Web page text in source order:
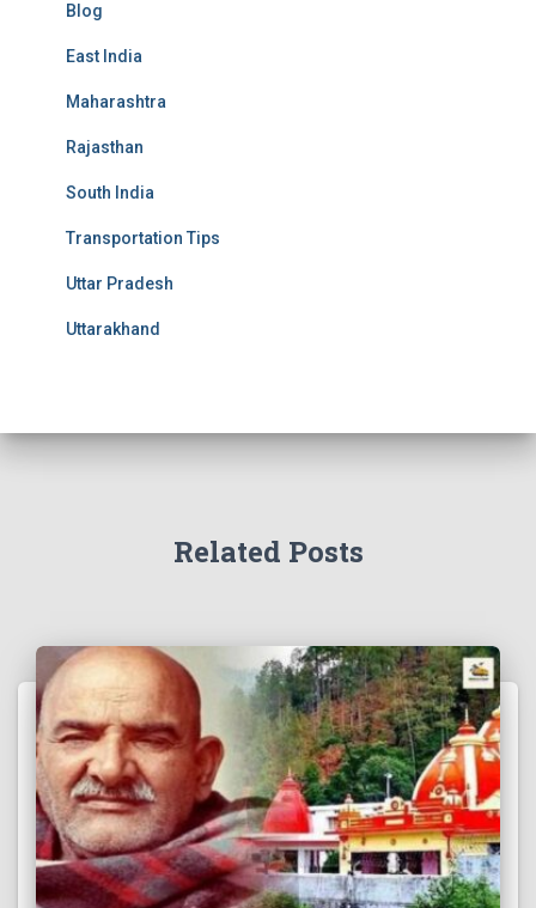
Blog
East India
Maharashtra
Rajasthan
South India
Transportation Tips
Uttar Pradesh
Uttarakhand
Related Posts